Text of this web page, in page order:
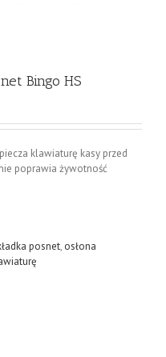
Bingo HS
klawiaturę kasy przed
poprawia żywotność
posnet, osłona